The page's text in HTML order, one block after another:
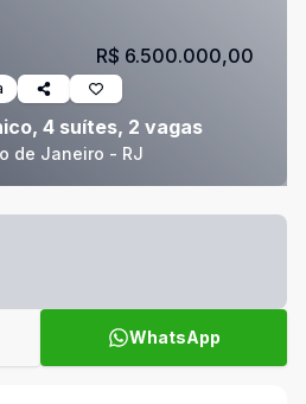
4 suítes, 2 vagas
de Janeiro - RJ
R$ 6.500.000,00
WhatsApp